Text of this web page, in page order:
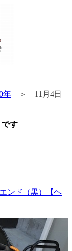
年 ＞ 11月4日
です
ンド（黒）【ヘ